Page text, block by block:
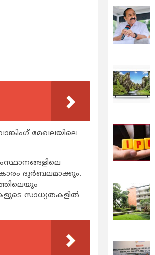
മേഖലയിലെ
ദുര്‍ബലമാക്കും.
സാധ്യതകളില്‍